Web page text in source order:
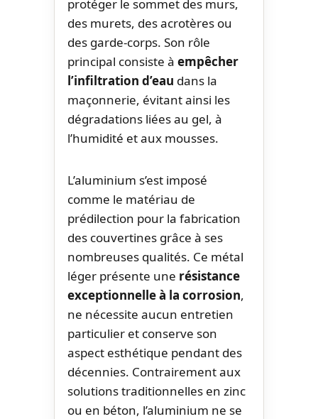
protéger le sommet des murs,
des murets, des acrotères ou
des garde-corps. Son rôle
principal consiste à empêcher
l’infiltration d’eau dans la
maçonnerie, évitant ainsi les
dégradations liées au gel, à
l’humidité et aux mousses.
L’aluminium s’est imposé
comme le matériau de
prédilection pour la fabrication
des couvertines grâce à ses
nombreuses qualités. Ce métal
léger présente une résistance
exceptionnelle à la corrosion,
ne nécessite aucun entretien
particulier et conserve son
aspect esthétique pendant des
décennies. Contrairement aux
solutions traditionnelles en zinc
ou en béton, l’aluminium ne se